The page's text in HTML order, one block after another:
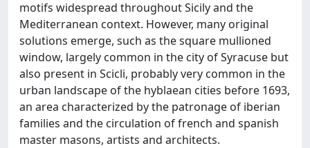
motifs widespread throughout Sicily and the
Mediterranean context. However, many original
solutions emerge, such as the square mullioned
window, largely common in the city of Syracuse but
also present in Scicli, probably very common in the
urban landscape of the hyblaean cities before 1693,
an area characterized by the patronage of iberian
families and the circulation of french and spanish
master masons, artists and architects.